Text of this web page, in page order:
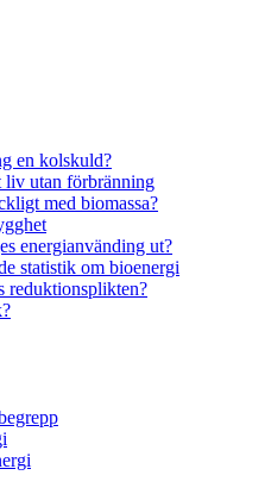
en kolskuld?
liv utan förbränning
med biomassa?
energianvänding ut?
statistik om bioenergi
reduktionsplikten?